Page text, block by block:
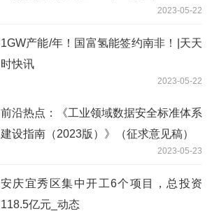
2023-05-22
1GW产能/年！国富氢能签约南非！|天天
时快讯
2023-05-22
前沿热点：《工业领域数据安全标准体系
建设指南（2023版）》（征求意见稿）
2023-05-23
安庆宜秀区集中开工6个项目，总投资
118.5亿元_动态